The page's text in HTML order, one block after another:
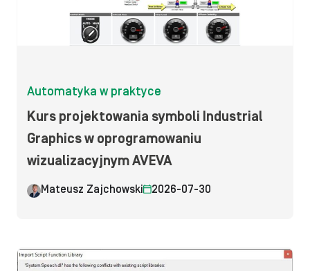
Automatyka w praktyce
Kurs projektowania symboli Industrial
Graphics w oprogramowaniu
wizualizacyjnym AVEVA
Mateusz Zajchowski 2026-07-30